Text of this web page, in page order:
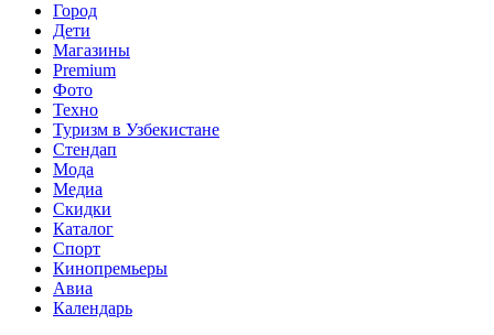
Город
Дети
Магазины
Premium
Фото
Техно
Туризм в Узбекистане
Стендап
Мода
Медиа
Скидки
Каталог
Спорт
Кинопремьеры
Авиа
Календарь